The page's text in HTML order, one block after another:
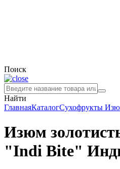
Поиск
Найти
ГлавнаяКаталогСухофрукты
Изюм
"Indi Bite"